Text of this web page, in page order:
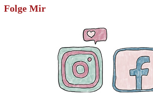
Folge Mir